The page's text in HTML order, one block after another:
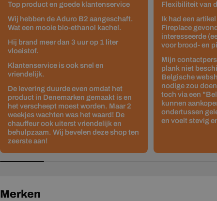
Top product en goede klantenservice
Wij hebben de Aduro B2 aangeschaft.
Wat een mooie bio-ethanol kachel.
Hij brand meer dan 3 uur op 1 liter
vloeistof.
Klantenservice is ook snel en
vriendelijk.
De levering duurde even omdat het
product in Denemarken gemaakt is en
het verscheept moest worden. Maar 2
weekjes wachten was het waard! De
chauffeur ook uiterst vriendelijk en
behulpzaam. Wij bevelen deze shop ten
zeerste aan!
Flexibiliteit van
Ik had een
Fireplace
interesseerde
voor brood- en
Mijn
plank niet
Belgische
nodige zou
toch via een
kunnen
ondertussen
en voelt stevig
Merken